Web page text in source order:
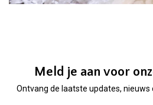
Meld je aan voor
Ontvang de laatste updates, nieuws